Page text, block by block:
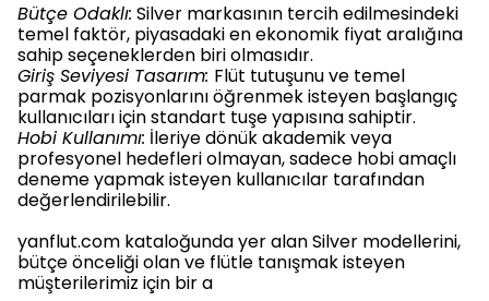
Bütçe Odaklı: Silver markasının tercih edilmesindeki
temel faktör, piyasadaki en ekonomik fiyat aralığına
sahip seçeneklerden biri olmasıdır.
Giriş Seviyesi Tasarım: Flüt tutuşunu ve temel
parmak pozisyonlarını öğrenmek isteyen başlangıç
kullanıcıları için standart tuşe yapısına sahiptir.
Hobi Kullanımı: İleriye dönük akademik veya
profesyonel hedefleri olmayan, sadece hobi amaçlı
deneme yapmak isteyen kullanıcılar tarafından
değerlendirilebilir.
yanflut.com kataloğunda yer alan Silver modellerini,
bütçe önceliği olan ve flütle tanışmak isteyen
müşterilerimiz için bir a